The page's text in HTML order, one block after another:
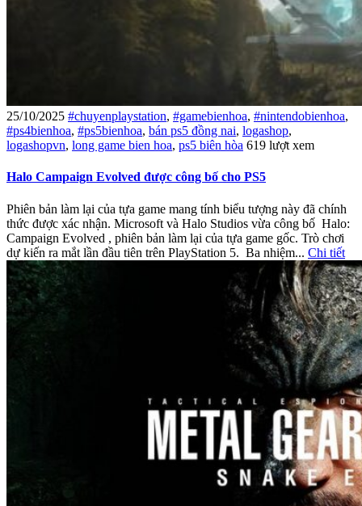
25/10/2025 #chuyenplaystation, #gamebienhoa, #nintendobienhoa,
#ps4bienhoa, #ps5bienhoa, bán ps5 đồng nai, logashop,
logashopvn, long game bien hoa, ps5 biên hòa 619 lượt xem
Halo Campaign Evolved được công bố cho PS5
Phiên bản làm lại của tựa game mang tính biểu tượng này đã chính
thức được xác nhận. Microsoft và Halo Studios vừa công bố Halo:
Campaign Evolved , phiên bản làm lại của tựa game gốc. Trò chơi
dự kiến ​​ra mắt lần đầu tiên trên PlayStation 5. Ba nhiệm... Chi tiết